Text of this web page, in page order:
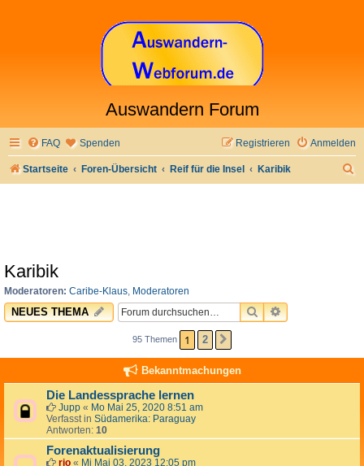
Auswandern Forum
FAQ Spenden Anmelden
Registrieren
Startseite Foren-Übersicht Reif für die Insel Karibik
Karibik
Moderatoren: Caribe-Klaus, Moderatoren
NEUES THEMA SUCHEERWEITERTE
95 Themen 1 2
Bekanntmachungen
Die Landessprache lernen
Jupp « Mo Mai 25, 2020 8:51 am
Verfasst in Südamerika: Paraguay
Antworten: 10
Forenaktualisierung
rio « Mi Mai 03, 2023 12:05 pm